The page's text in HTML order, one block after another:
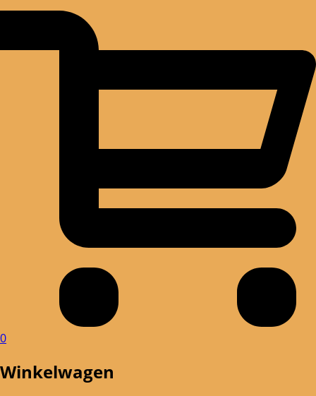
0
Winkelwagen